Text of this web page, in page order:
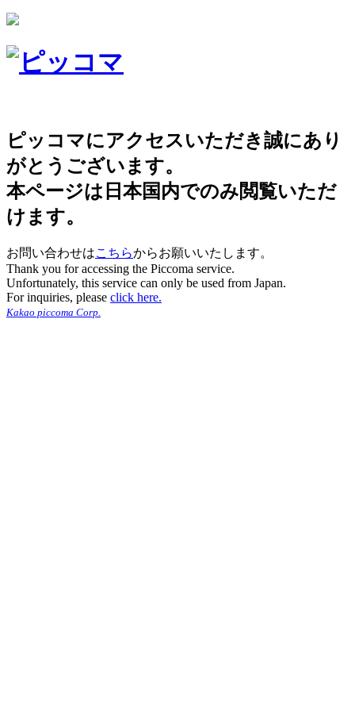
ピッコマにアクセスいただき誠にあり
がとうございます。
本ページは日本国内でのみ閲覧いただ
けます。
お問い合わせはこちらからお願いいたします。
Thank you for accessing the Piccoma service.
Unfortunately, this service can only be used from Japan.
For inquiries, please click here.
Kakao piccoma Corp.